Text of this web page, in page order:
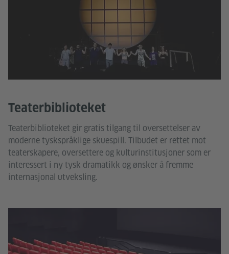
Teaterbiblioteket
Teaterbiblioteket gir gratis tilgang til oversettelser av
moderne tyskspråklige skuespill. Tilbudet er rettet mot
teaterskapere, oversettere og kulturinstitusjoner som er
interessert i ny tysk dramatikk og ønsker å fremme
internasjonal utveksling.